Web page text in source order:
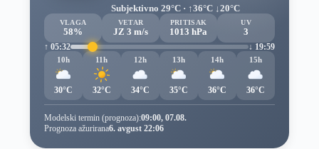
Subjektivno 29°C · ↑36°C ↓20°C
VLAGA
58%
VETAR
JZ 3 m/s
PRITISAK
1013 hPa
UV
3
↑ 05:32
↓ 19:59
10h
30°C
11h
32°C
12h
34°C
13h
35°C
14h
36°C
15h
36°C
Modelski termin (prognoza):09:00, 07.08.
Prognoza ažurirana6. avgust 22:06